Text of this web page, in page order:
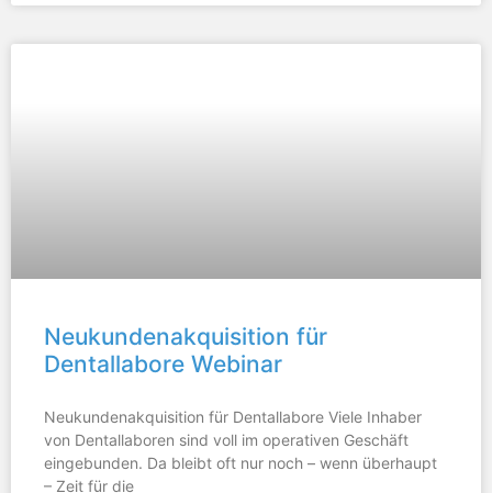
Neukundenakquisition für
Dentallabore Webinar
Neukundenakquisition für Dentallabore Viele Inhaber
von Dentallaboren sind voll im operativen Geschäft
eingebunden. Da bleibt oft nur noch – wenn überhaupt
– Zeit für die